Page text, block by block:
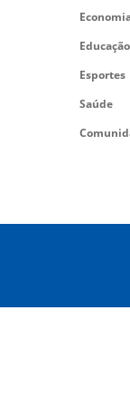
Educação
Esportes
Saúde